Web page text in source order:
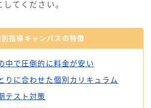
てください。
別指導キャンパスの特徴
中で圧倒的に料金が安い
りに合わせた個別カリキュラム
テスト対策